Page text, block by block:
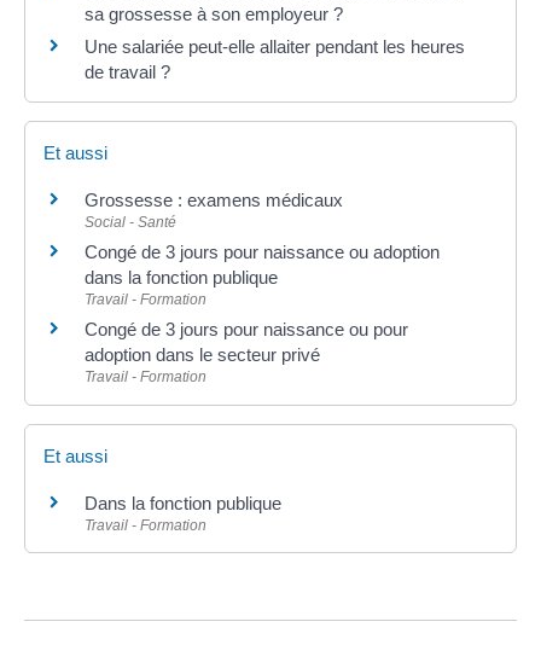
sa grossesse à son employeur ?
Une salariée peut-elle allaiter pendant les heures
de travail ?
Et aussi
Grossesse : examens médicaux
Social - Santé
Congé de 3 jours pour naissance ou adoption
dans la fonction publique
Travail - Formation
Congé de 3 jours pour naissance ou pour
adoption dans le secteur privé
Travail - Formation
Et aussi
Dans la fonction publique
Travail - Formation